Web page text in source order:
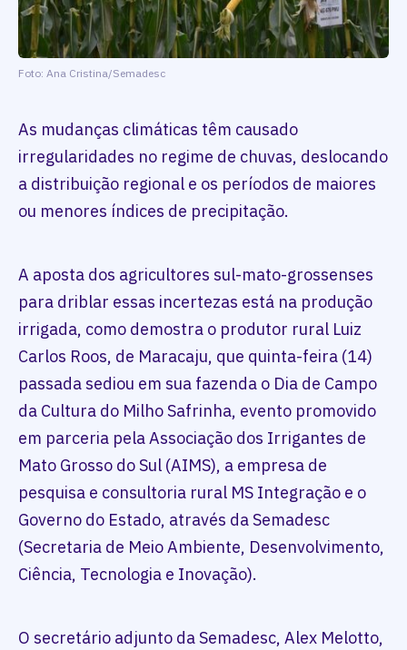
Foto: Ana Cristina/Semadesc
As mudanças climáticas têm causado
irregularidades no regime de chuvas, deslocando
a distribuição regional e os períodos de maiores
ou menores índices de precipitação.
A aposta dos agricultores sul-mato-grossenses
para driblar essas incertezas está na produção
irrigada, como demostra o produtor rural Luiz
Carlos Roos, de Maracaju, que quinta-feira (14)
passada sediou em sua fazenda o Dia de Campo
da Cultura do Milho Safrinha, evento promovido
em parceria pela Associação dos Irrigantes de
Mato Grosso do Sul (AIMS), a empresa de
pesquisa e consultoria rural MS Integração e o
Governo do Estado, através da Semadesc
(Secretaria de Meio Ambiente, Desenvolvimento,
Ciência, Tecnologia e Inovação).
O secretário adjunto da Semadesc, Alex Melotto,